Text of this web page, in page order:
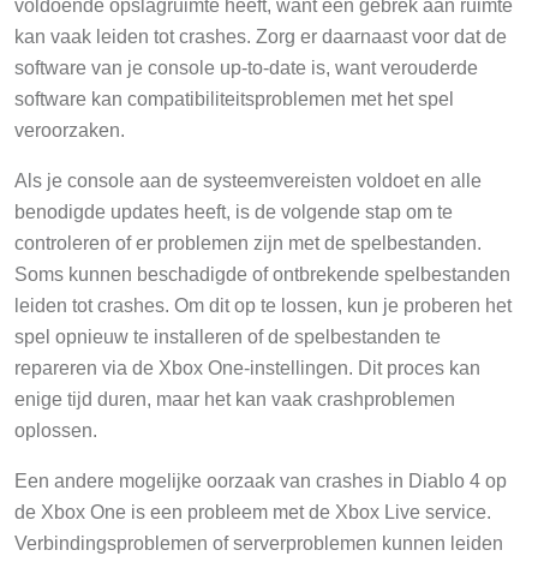
voldoende opslagruimte heeft, want een gebrek aan ruimte
kan vaak leiden tot crashes. Zorg er daarnaast voor dat de
software van je console up-to-date is, want verouderde
software kan compatibiliteitsproblemen met het spel
veroorzaken.
Als je console aan de systeemvereisten voldoet en alle
benodigde updates heeft, is de volgende stap om te
controleren of er problemen zijn met de spelbestanden.
Soms kunnen beschadigde of ontbrekende spelbestanden
leiden tot crashes. Om dit op te lossen, kun je proberen het
spel opnieuw te installeren of de spelbestanden te
repareren via de Xbox One-instellingen. Dit proces kan
enige tijd duren, maar het kan vaak crashproblemen
oplossen.
Een andere mogelijke oorzaak van crashes in Diablo 4 op
de Xbox One is een probleem met de Xbox Live service.
Verbindingsproblemen of serverproblemen kunnen leiden